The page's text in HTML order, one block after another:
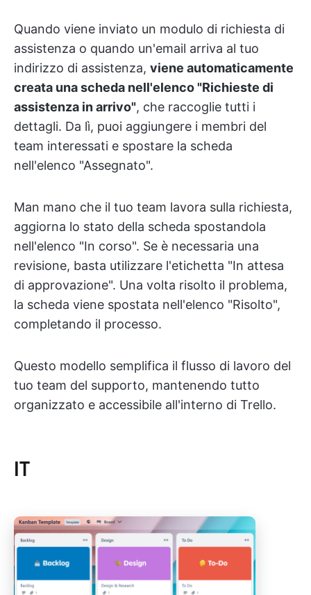
Quando viene inviato un modulo di richiesta di
assistenza o quando un'email arriva al tuo
indirizzo di assistenza, viene automaticamente
creata una scheda nell'elenco "Richieste di
assistenza in arrivo", che raccoglie tutti i
dettagli. Da lì, puoi aggiungere i membri del
team interessati e spostare la scheda
nell'elenco "Assegnato".
Man mano che il tuo team lavora sulla richiesta,
aggiorna lo stato della scheda spostandola
nell'elenco "In corso". Se è necessaria una
revisione, basta utilizzare l'etichetta "In attesa
di approvazione". Una volta risolto il problema,
la scheda viene spostata nell'elenco "Risolto",
completando il processo.
Questo modello semplifica il flusso di lavoro del
tuo team del supporto, mantenendo tutto
organizzato e accessibile all'interno di Trello.
IT